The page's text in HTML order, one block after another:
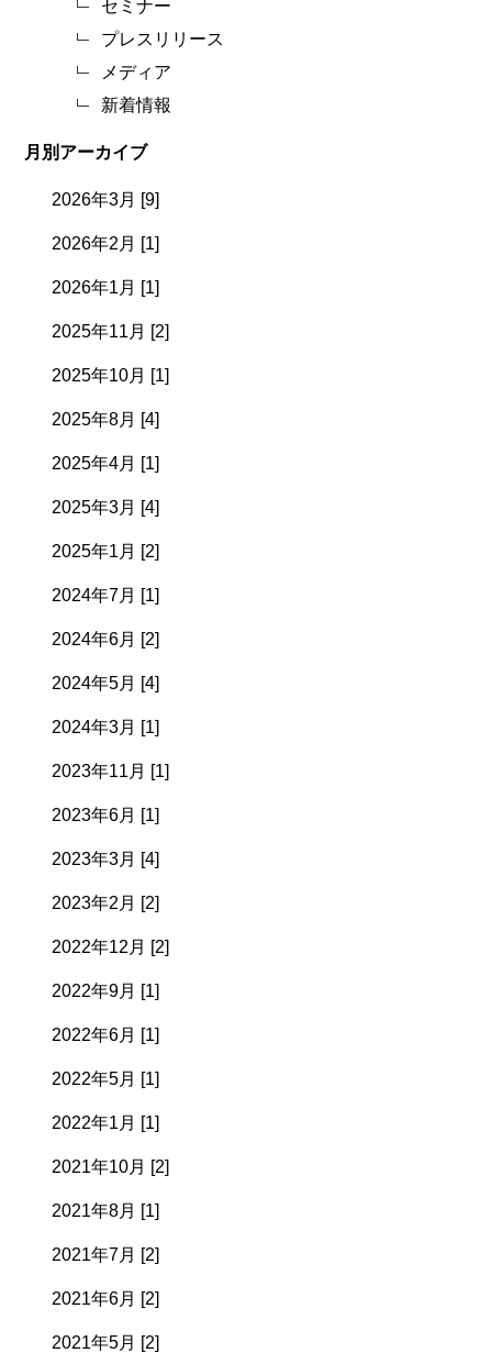
セミナー
プレスリリース
メディア
新着情報
月別アーカイブ
2026年3月 [9]
2026年2月 [1]
2026年1月 [1]
2025年11月 [2]
2025年10月 [1]
2025年8月 [4]
2025年4月 [1]
2025年3月 [4]
2025年1月 [2]
2024年7月 [1]
2024年6月 [2]
2024年5月 [4]
2024年3月 [1]
2023年11月 [1]
2023年6月 [1]
2023年3月 [4]
2023年2月 [2]
2022年12月 [2]
2022年9月 [1]
2022年6月 [1]
2022年5月 [1]
2022年1月 [1]
2021年10月 [2]
2021年8月 [1]
2021年7月 [2]
2021年6月 [2]
2021年5月 [2]